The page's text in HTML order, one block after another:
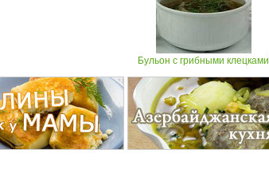
Бульон с грибными клецками